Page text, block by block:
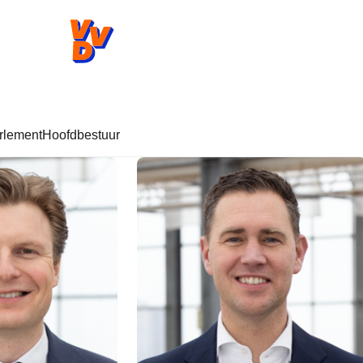
VVD.nl - Ga naar de homepage
Hoofdbestuur